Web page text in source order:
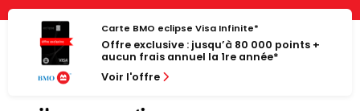
Panneau de gestion des cookies
Passer
contenu
Carte BMO eclipse Visa Infinite*
Offre exclusive : jusqu’à 80 000 points +
aucun frais annuel la 1re année*
Voir l'offre